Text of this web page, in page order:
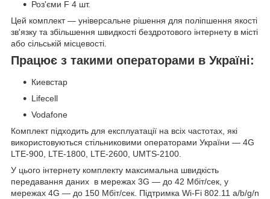
Роз'єми F 4 шт.
Цей комплект — універсальне рішення для поліпшення якості
зв'язку та збільшення швидкості бездротового інтернету в місті
або сільській місцевості.
Працює з такими операторами в Україні:
Киевстар
Lifecell
Vodafone
Комплект підходить для експлуатації на всіх частотах, які
використовуються стільниковими операторами України — 4G
LTE-900, LTE-1800, LTE-2600, UMTS-2100.
У цього інтернету комплекту максимальна швидкість
передавання даних в мережах 3G — до 42 Мбіт/сек, у
мережах 4G — до 150 Мбіт/сек. Підтримка Wi-Fi 802.11 a/b/g/n